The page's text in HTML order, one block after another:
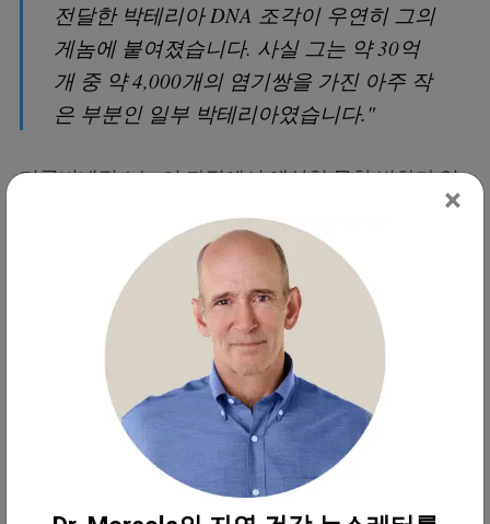
전달한 박테리아 DNA 조각이 우연히 그의
게놈에 붙여졌습니다. 사실 그는 약 30억
개 중 약 4,000개의 염기쌍을 가진 아주 작
은 부분인 일부 박테리아였습니다."
리콤비네틱스는 이 과정에서 예상치 못한 변화가 있
었는지 확인한 것으로 알려졌으며, 2016년에는 전혀
발생하지 않았다고 결론 내렸습니다. 그러나 리콤비
네틱스의 농업 자회사 악셀리젠(Acceligen)의 CEO인
태드 손스테가드(Tad Sonstegard)는 와이어드
(Wired)에게 "우리는 플라스미드 통합을 찾고 있지 않
았습니다. 그랬어야만 했습니다."라고 말했습니다.
리콤비네틱스는 또한 2016년에 FDA에 '일반적으로
안전한 것으로 인정된' 뿔 없는 유전자 편집 소의 상
태를 통과시켜 줄 것을 요청했지만, 기관은 거절했습
×